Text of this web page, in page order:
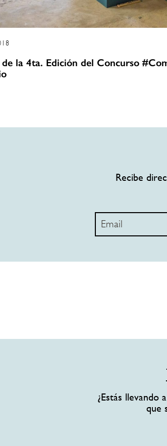
la 4ta. Edición del Concurso
Recibe
¿Estás llevando
que